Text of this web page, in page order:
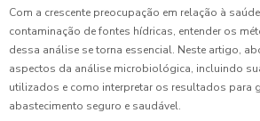
Com a crescente preocupação em relação à
contaminação de fontes hídricas, entender os
dessa análise se torna essencial. Neste artigo,
aspectos da análise microbiológica, incluindo
utilizados e como interpretar os resultados para
abastecimento seguro e saudável.